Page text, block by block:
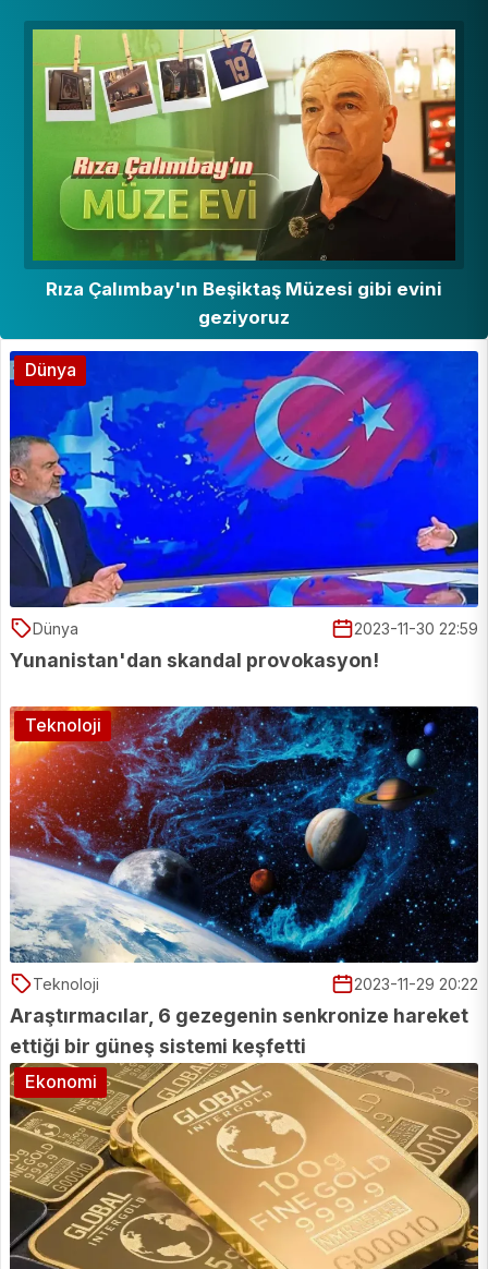
Rıza Çalımbay'ın Beşiktaş Müzesi gibi evini
geziyoruz
Dünya 2023-11-30 22:59
Yunanistan'dan skandal provokasyon!
Dünya
Teknoloji 2023-11-29 20:22
Araştırmacılar, 6 gezegenin senkronize hareket
ettiği bir güneş sistemi keşfetti
Teknoloji
Ekonomi